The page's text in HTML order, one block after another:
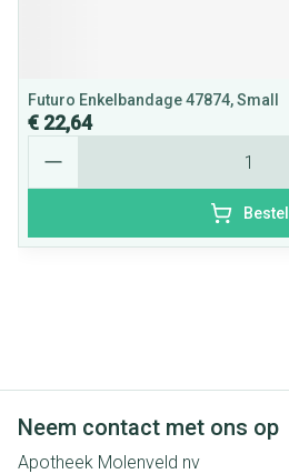
Futuro Enkelbandage 47874, Small
€ 22,64
Bestel
Neem contact met ons op
Apotheek Molenveld nv